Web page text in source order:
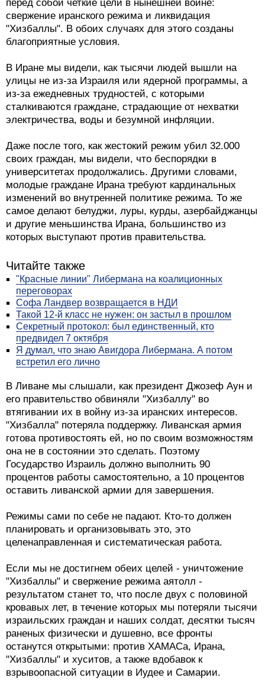
перед собой четкие цели в нынешней войне:
свержение иранского режима и ликвидация
"Хизбаллы". В обоих случаях для этого созданы
благоприятные условия.
В Иране мы видели, как тысячи людей вышли на
улицы не из-за Израиля или ядерной программы, а
из-за ежедневных трудностей, с которыми
сталкиваются граждане, страдающие от нехватки
электричества, воды и безумной инфляции.
Даже после того, как жестокий режим убил 32.000
своих граждан, мы видели, что беспорядки в
университетах продолжались. Другими словами,
молодые граждане Ирана требуют кардинальных
изменений во внутренней политике режима. То же
самое делают белуджи, луры, курды, азербайджанцы
и другие меньшинства Ирана, большинство из
которых выступают против правительства.
Читайте также
"Красные линии" Либермана на коалиционных
переговорах
Софа Ландвер возвращается в НДИ
Такой 12-й класс не нужен: он застыл в прошлом
Секретный протокол: был единственный, кто
предвидел 7 октября
Я думал, что знаю Авигдора Либермана. А потом
встретил его лично
В Ливане мы слышали, как президент Джозеф Аун и
его правительство обвиняли "Хизбаллу" во
втягивании их в войну из-за иранских интересов.
"Хизбалла" потеряла поддержку. Ливанская армия
готова противостоять ей, но по своим возможностям
она не в состоянии это сделать. Поэтому
Государство Израиль должно выполнить 90
процентов работы самостоятельно, а 10 процентов
оставить ливанской армии для завершения.
Режимы сами по себе не падают. Кто-то должен
планировать и организовывать это, это
целенаправленная и систематическая работа.
Если мы не достигнем обеих целей - уничтожение
"Хизбаллы" и свержение режима аятолл -
результатом станет то, что после двух с половиной
кровавых лет, в течение которых мы потеряли тысячи
израильских граждан и наших солдат, десятки тысяч
раненых физически и душевно, все фронты
останутся открытыми: против ХАМАСа, Ирана,
"Хизбаллы" и хуситов, а также вдобавок к
взрывоопасной ситуации в Иудее и Самарии.